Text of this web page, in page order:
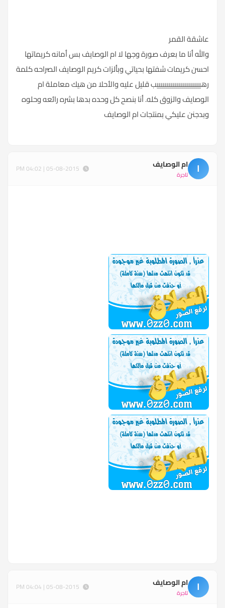
عاشقة القمر
والله أنا ما بعرف صورة وجها لا ام الوصايف بس أمانه كريماتها
احسن كريمات شفتها بحياتي وبألزات كريم الوصايف الصراحه كلمة
رهييييييييييييييييييييييب قليل عليه والأحلا من هيك معاملة ام
الوصايف والزوق كله. أنا بنصح كل وحده بدها بشره رائعه وحلوه
وبدجنن عليكي بمنتجات ام الوصايف
ا ام الوصايف
تاجرة
ا ام الوصايف
تاجرة